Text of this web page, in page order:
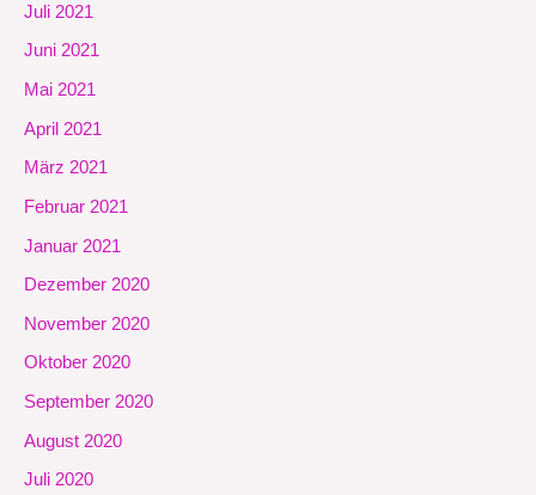
Juli 2021
Juni 2021
Mai 2021
April 2021
März 2021
Februar 2021
Januar 2021
Dezember 2020
November 2020
Oktober 2020
September 2020
August 2020
Juli 2020